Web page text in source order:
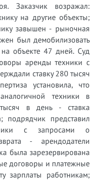
Заказчик возражал:
на другие объекты;
завышен - рыночная
был демобилизовать
объекте 47 дней. Суд
аренды техники с
ставку 280 тысяч
установила, что
техники в
в день - ставка
подрядчик представил
с запросами о
- арендодатели
была зарезервирована
договоры и платежные
зарплаты работникам;